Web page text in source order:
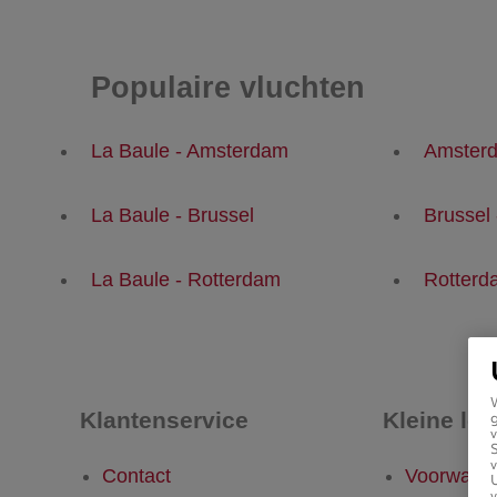
Populaire vluchten
La Baule - Amsterdam
La Baule - Brussel Brussel
La Baule - Rotterdam
Klantenservice
Contact
Kleine